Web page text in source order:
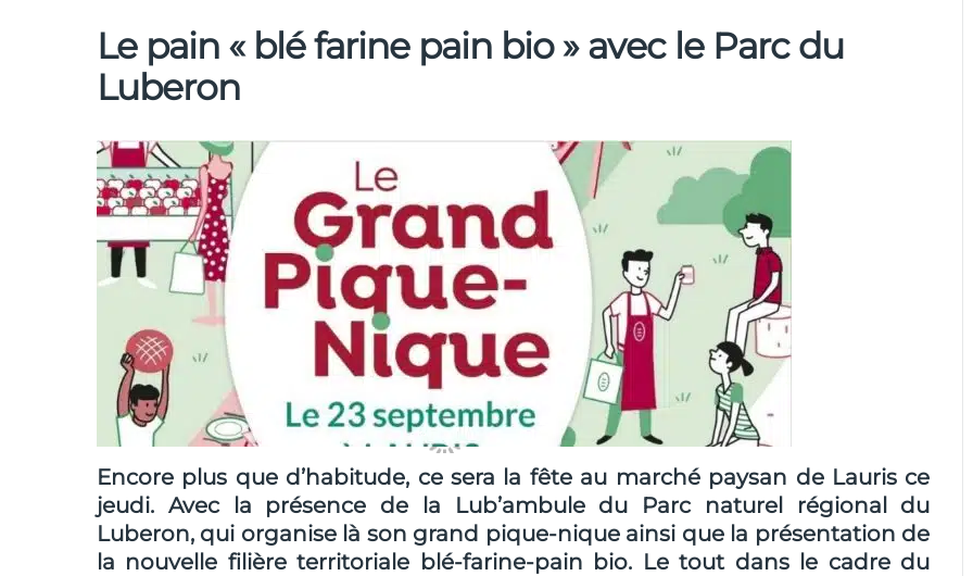
Le pain « blé farine pain bio » avec le Parc du
Luberon
Encore plus que d’habitude, ce sera la fête au marché paysan de Lauris ce
jeudi. Avec la présence de la Lub’ambule du Parc naturel régional du
Luberon, qui organise là son grand pique-nique ainsi que la présentation de
la nouvelle filière territoriale blé-farine-pain bio. Le tout dans le cadre du